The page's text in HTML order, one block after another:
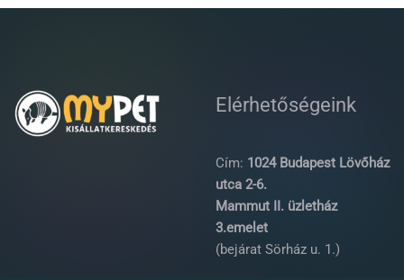
Elérhetőségeink
Cím: 1024 Budapest Lövőház
utca 2-6.
Mammut II. üzletház
3.emelet
(bejárat Sörház u. 1.)